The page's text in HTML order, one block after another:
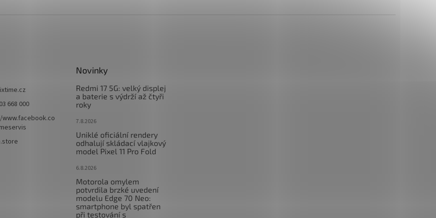
668 000
Novinky
Redmi 17 5G: velký displej
a baterie s výdrží až čtyři
roky
7.8.2026
Uniklé oficiální rendery
odhalují skládací vlajkový
model Pixel 11 Pro Fold
6.8.2026
Motorola omylem
potvrdila brzké uvedení
modelu Edge 70 Neo:
smartphone byl spatřen
při testování s